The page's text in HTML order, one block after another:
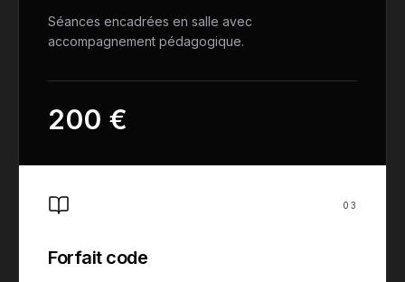
Séances encadrées en salle avec
accompagnement pédagogique.
200 €
0 3
Forfait code